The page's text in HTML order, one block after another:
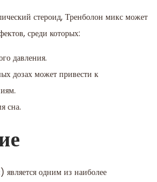
стероид, Тренболон микс может
среди которых:
давления.
дозах может привести к
сна.
одним из наиболее